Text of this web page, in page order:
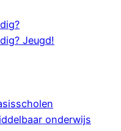
Jeugd!
onderwijs